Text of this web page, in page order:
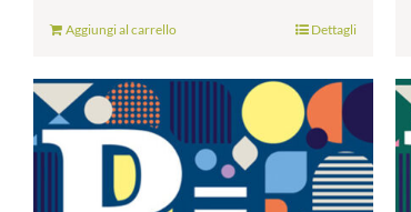
Aggiungi al carrello Dettagli